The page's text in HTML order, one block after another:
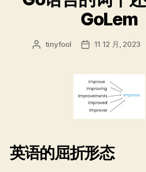
GoLem
文 tinyfool
发
期
11 12 月, 2023
英语的屈折形态